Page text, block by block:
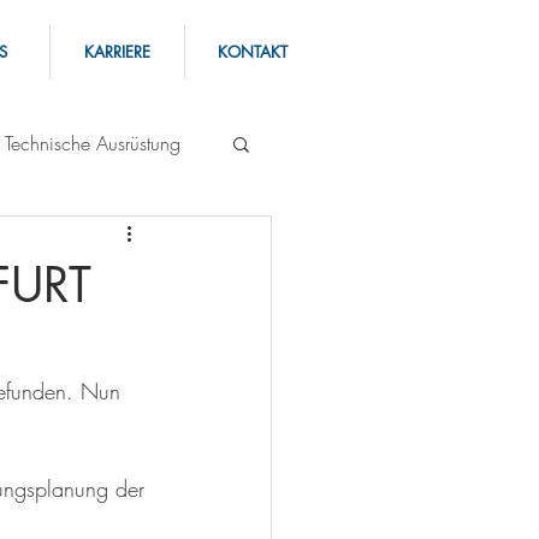
KARRIERE KONTAKT
Technische Ausrüstung
Nun
der